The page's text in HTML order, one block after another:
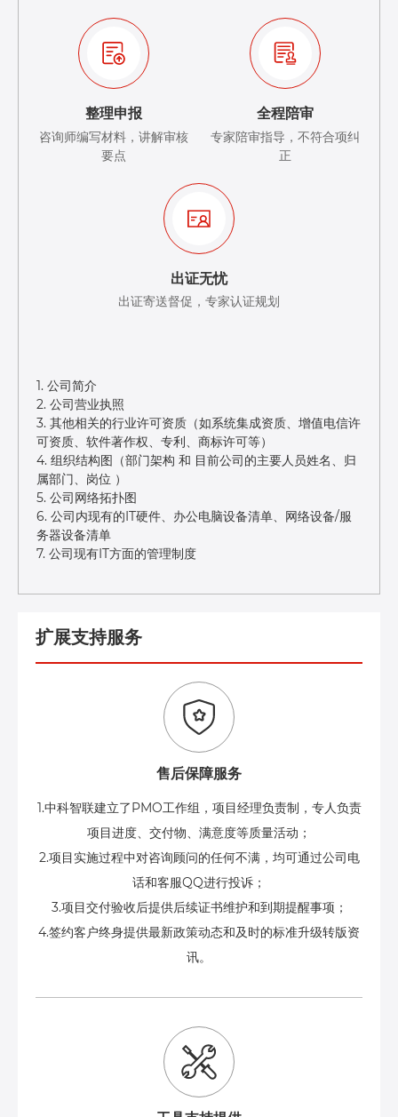
整理申报
咨询师编写材料，讲解审核
要点
全程陪审
专家陪审指导，不符合项纠
正
出证无忧
出证寄送督促，专家认证规划
1. 公司简介
2. 公司营业执照
3. 其他相关的行业许可资质（如系统集成资质、增值电信许
可资质、软件著作权、专利、商标许可等）
4. 组织结构图（部门架构 和 目前公司的主要人员姓名、归
属部门、岗位 ）
5. 公司网络拓扑图
6. 公司内现有的IT硬件、办公电脑设备清单、网络设备/服
务器设备清单
7. 公司现有IT方面的管理制度
扩展支持服务
售后保障服务
1.中科智联建立了PMO工作组，项目经理负责制，专人负责
项目进度、交付物、满意度等质量活动；
2.项目实施过程中对咨询顾问的任何不满，均可通过公司电
话和客服QQ进行投诉；
3.项目交付验收后提供后续证书维护和到期提醒事项；
4.签约客户终身提供最新政策动态和及时的标准升级转版资
讯。